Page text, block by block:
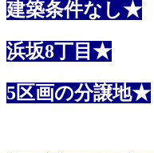
建築条件なし★
浜坂8丁目★
5区画の分譲地★